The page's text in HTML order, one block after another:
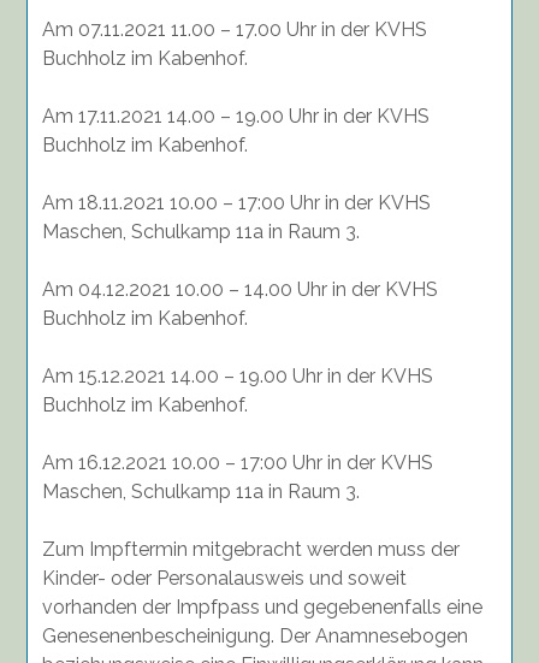
Am 07.11.2021 11.00 – 17.00 Uhr in der KVHS
Buchholz im Kabenhof.
Am 17.11.2021 14.00 – 19.00 Uhr in der KVHS
Buchholz im Kabenhof.
Am 18.11.2021 10.00 – 17:00 Uhr in der KVHS
Maschen, Schulkamp 11a in Raum 3.
Am 04.12.2021 10.00 – 14.00 Uhr in der KVHS
Buchholz im Kabenhof.
Am 15.12.2021 14.00 – 19.00 Uhr in der KVHS
Buchholz im Kabenhof.
Am 16.12.2021 10.00 – 17:00 Uhr in der KVHS
Maschen, Schulkamp 11a in Raum 3.
Zum Impftermin mitgebracht werden muss der
Kinder- oder Personalausweis und soweit
vorhanden der Impfpass und gegebenenfalls eine
Genesenenbescheinigung. Der Anamnesebogen